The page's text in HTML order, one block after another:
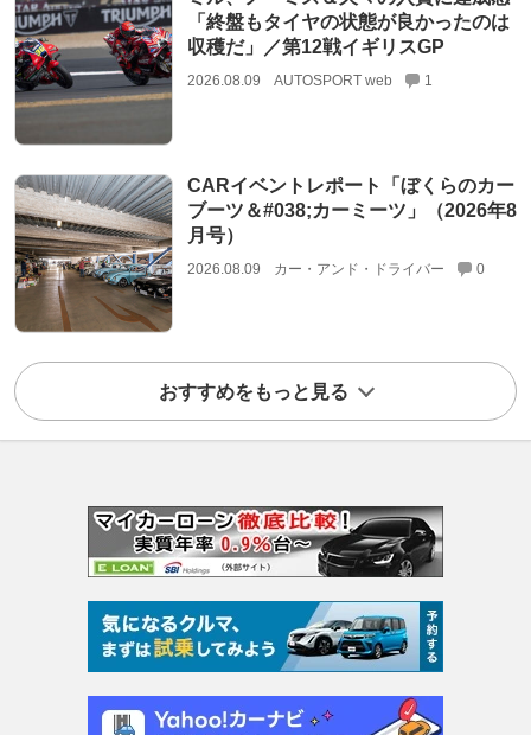
「終盤もタイヤの状態が良かったのは
収穫だ」／第12戦イギリスGP
2026.08.09 AUTOSPORT web 1
CARイベントレポート「ぼくらのカー
ブーツ＆#038;カーミーツ」（2026年8
月号）
2026.08.09 カー・アンド・ドライバー 0
おすすめをもっと見る